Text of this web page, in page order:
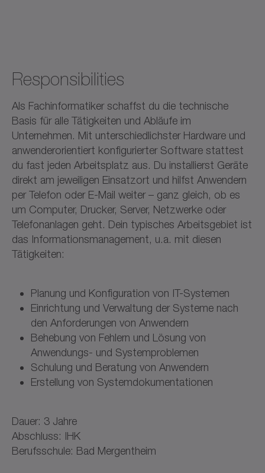
Responsibilities
Als Fachinformatiker schaffst du die technische
Basis für alle Tätigkeiten und Abläufe im
Unternehmen. Mit unterschiedlichster Hardware und
anwenderorientiert konfigurierter Software stattest
du fast jeden Arbeitsplatz aus. Du installierst Geräte
direkt am jeweiligen Einsatzort und hilfst Anwendern
per Telefon oder E-Mail weiter – ganz gleich, ob es
um Computer, Drucker, Server, Netzwerke oder
Telefonanlagen geht. Dein typisches Arbeitsgebiet ist
das Informationsmanagement, u.a. mit diesen
Tätigkeiten:
Planung und Konfiguration von IT-Systemen
Einrichtung und Verwaltung der Systeme nach
den Anforderungen von Anwendern
Behebung von Fehlern und Lösung von
Anwendungs- und Systemproblemen
Schulung und Beratung von Anwendern
Erstellung von Systemdokumentationen
Dauer: 3 Jahre
Abschluss: IHK
Berufsschule: Bad Mergentheim